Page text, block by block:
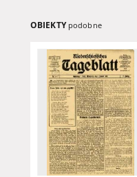
OBIEKTY podobne